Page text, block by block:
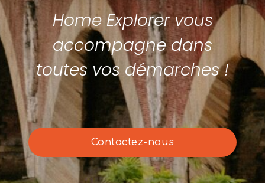
Home Explorer vous
accompagne dans
toutes vos démarches !
Contactez-nous